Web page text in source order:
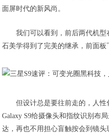
面屏时代的新风尚。
我们可以看到，前后两代机
石美学得到了完美的继承，前面板
但设计总是要往前走的，人
Galaxy S9给摄像头和指纹识别布
达，再也不用担心盲触按会到镜头